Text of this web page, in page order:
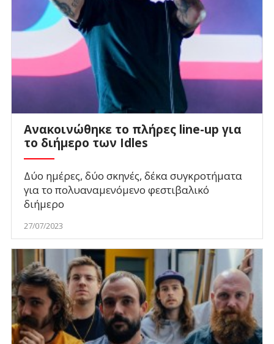
Ανακοινώθηκε το πλήρες line-up για
το διήμερο των Idles
Δύο ημέρες, δύο σκηνές, δέκα συγκροτήματα
για το πολυαναμενόμενο φεστιβαλικό
διήμερο
27/07/2023